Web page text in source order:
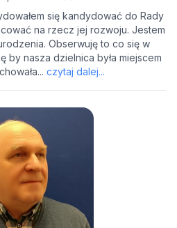
się kandydować do Rady
na rzecz jej rozwoju. Jestem
Obserwuję to co się w
by nasza dzielnica była miejscem
czytaj dalej...